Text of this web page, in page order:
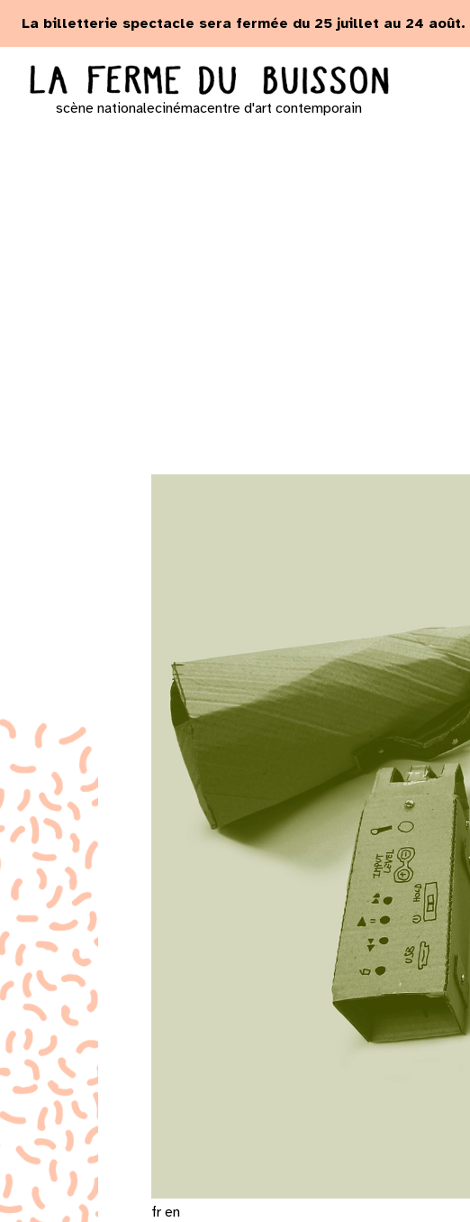
La billetterie spectacle sera fermée du 25 juillet au 24 août.
scène nationalecinémacentre d'art contemporain
fr en